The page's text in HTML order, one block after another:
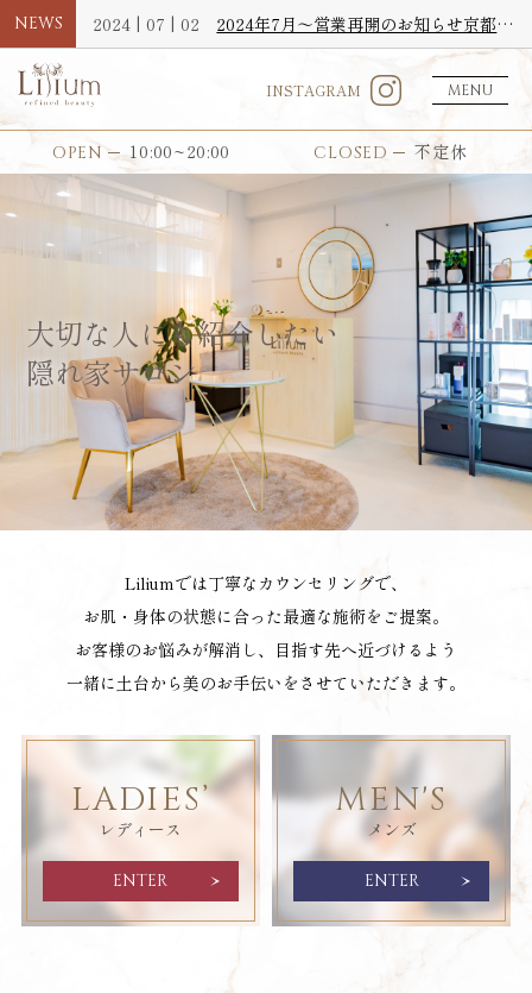
NEWS 2024 | 07 | 02 2024年7月〜営業再開のお知らせ京都北山エステサロンLilium【リリウム】
INSTAGRAM MENU
OPEN 10:00~20:00 CLOSED 不定休
大切な人にも紹介したい
隠れ家サロン
Liliumでは丁寧なカウンセリングで、
お肌・身体の状態に合った最適な施術をご提案。
お客様のお悩みが解消し、目指す先へ近づけるよう
一緒に土台から美のお手伝いをさせていただきます。
LADIES’
レディース
ENTER
MEN'S
メンズ
ENTER